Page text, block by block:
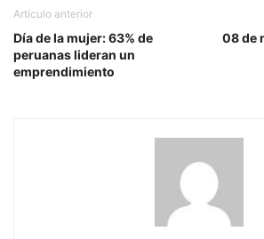
Artículo anterior
Día de la mujer: 63% de
peruanas lideran un
emprendimiento
08 de